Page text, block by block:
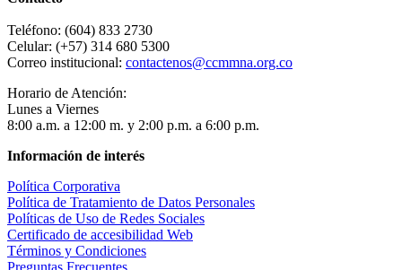
Teléfono: (604) 833 2730
Celular: (+57) 314 680 5300
Correo institucional: contactenos@ccmmna.org.co
Horario de Atención:
Lunes a Viernes
8:00 a.m. a 12:00 m. y 2:00 p.m. a 6:00 p.m.
Información de interés
Política Corporativa
Política de Tratamiento de Datos Personales
Políticas de Uso de Redes Sociales
Certificado de accesibilidad Web
Términos y Condiciones